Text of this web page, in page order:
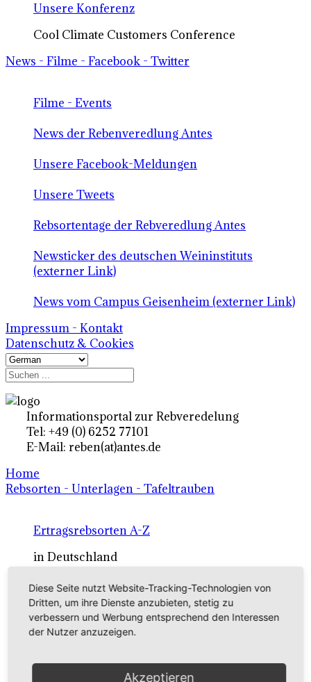
Unsere Konferenz
Cool Climate Customers Conference
News - Filme - Facebook - Twitter
Filme - Events
News der Rebenveredlung Antes
Unsere Facebook-Meldungen
Unsere Tweets
Rebsortentage der Rebveredlung Antes
Newsticker des deutschen Weininstituts
(externer Link)
News vom Campus Geisenheim (externer Link)
Impressum - Kontakt
Datenschutz & Cookies
Informationsportal zur Rebveredelung
Tel: +49 (0) 6252 77101
E-Mail: reben(at)antes.de
Home
Rebsorten - Unterlagen - Tafeltrauben
Ertragsrebsorten A-Z
in Deutschland
Rebsorten international
externe Links
Tafeltraubensorten
Diese Seite nutzt Website-Tracking-Technologien von
Dritten, um ihre Dienste anzubieten, stetig zu
verbessern und Werbung entsprechend den Interessen
der Nutzer anzuzeigen.
Akzeptieren